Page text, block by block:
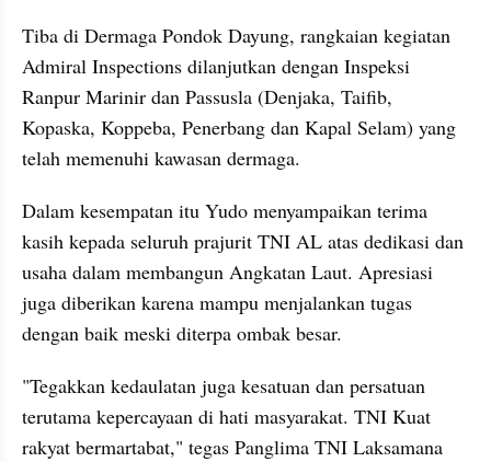
Tiba di Dermaga Pondok Dayung, rangkaian kegiatan
Admiral Inspections dilanjutkan dengan Inspeksi
Ranpur Marinir dan Passusla (Denjaka, Taifib,
Kopaska, Koppeba, Penerbang dan Kapal Selam) yang
telah memenuhi kawasan dermaga.
Dalam kesempatan itu Yudo menyampaikan terima
kasih kepada seluruh prajurit TNI AL atas dedikasi dan
usaha dalam membangun Angkatan Laut. Apresiasi
juga diberikan karena mampu menjalankan tugas
dengan baik meski diterpa ombak besar.
"Tegakkan kedaulatan juga kesatuan dan persatuan
terutama kepercayaan di hati masyarakat. TNI Kuat
rakyat bermartabat," tegas Panglima TNI Laksamana